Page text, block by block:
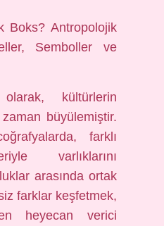
Boks? Antropolojik
Semboller ve
kültürlerin
büyülemiştir.
farklı
varlıklarını
arasında ortak
farklar keşfetmek,
heyecan verici